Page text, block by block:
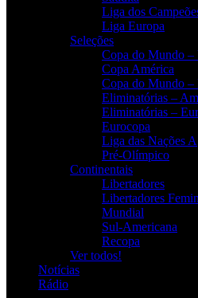
Liga dos
Liga Europa
Seleções
Copa do Mundo –
Copa América
Copa do Mundo –
Eliminatórias –
Eliminatórias –
Eurocopa
Liga das Nações A
Pré-Olímpico
Continentais
Libertadores
Libertadores
Mundial
Sul-Americana
Recopa
Ver todos!
Notícias
Rádio